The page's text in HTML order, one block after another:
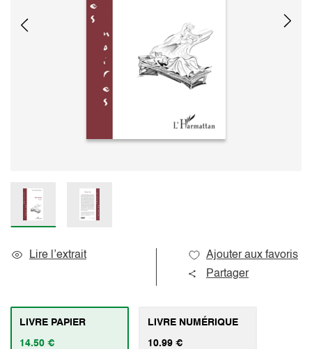
Lire l’extrait
Ajouter aux favoris
Partager
LIVRE PAPIER
14.50 €
LIVRE NUMÉRIQUE
10.99 €